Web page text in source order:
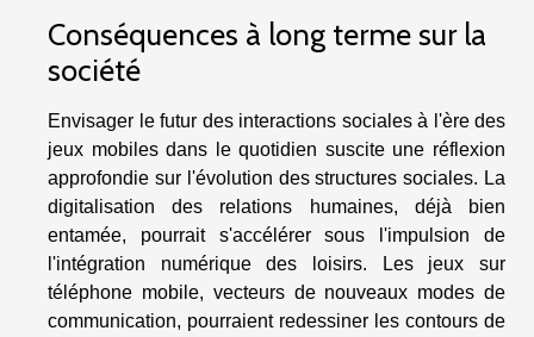
Conséquences à long terme sur la
société
Envisager le futur des interactions sociales à l'ère des
jeux mobiles dans le quotidien suscite une réflexion
approfondie sur l'évolution des structures sociales. La
digitalisation des relations humaines, déjà bien
entamée, pourrait s'accélérer sous l'impulsion de
l'intégration numérique des loisirs. Les jeux sur
téléphone mobile, vecteurs de nouveaux modes de
communication, pourraient redessiner les contours de